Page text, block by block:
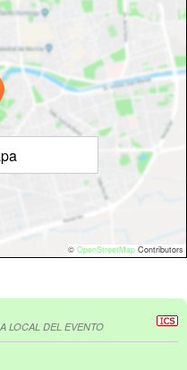
© OpenStreetMap Contributors
LOCAL DEL EVENTO